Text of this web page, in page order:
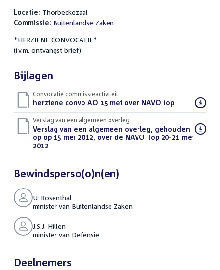
Locatie: Thorbeckezaal
Commissie: Buitenlandse Zaken
*HERZIENE CONVOCATIE*
(i.v.m. ontvangst brief)
Bijlagen
Convocatie commissieactiviteit
Download
bestand:
herziene convo AO 15 mei over NAVO top(PDF)
Verslag van een algemeen overleg
Download
bestand:
Verslag van een algemeen overleg, gehouden
op op 15 mei 2012, over de NAVO Top 20-21 mei
2012
Bewindsperso(o)n(en)
U. Rosenthal
minister van Buitenlandse Zaken
J.S.J. Hillen
minister van Defensie
Deelnemers